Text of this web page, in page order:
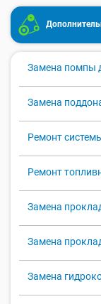
Замена помпы
Замена
Ремонт
Ремонт
Замена
Замена
Замена